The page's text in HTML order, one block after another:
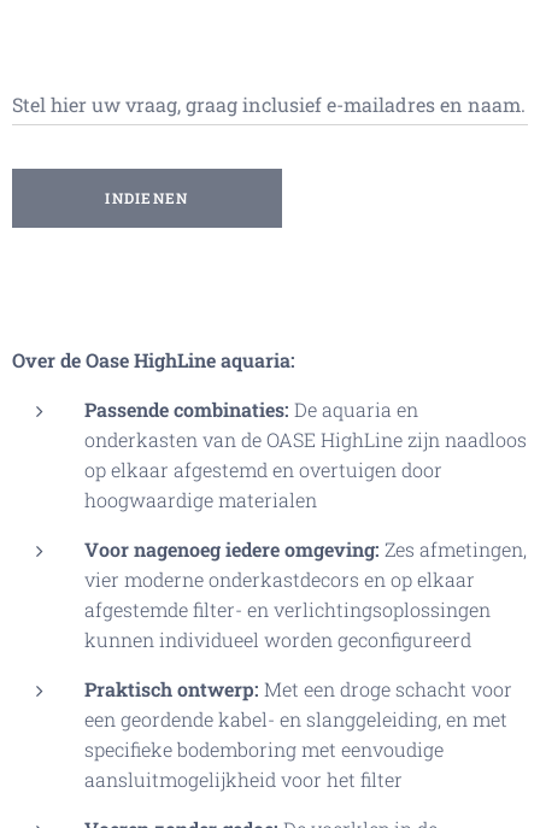
Stel hier uw vraag, graag inclusief e-mailadres en naam.
INDIENEN
Over de OaseHighLineaquaria:
Passende combinaties: De aquaria en
onderkasten van de OASE HighLine zijn naadloos
op elkaar afgestemd en overtuigen door
hoogwaardige materialen
Voor nagenoeg iedere omgeving: Zes afmetingen,
vier moderne onderkastdecors en op elkaar
afgestemde filter- en verlichtingsoplossingen
kunnen individueel worden geconfigureerd
Praktisch ontwerp: Met een droge schacht voor
een geordende kabel- en slanggeleiding, en met
specifieke bodemboring met eenvoudige
aansluitmogelijkheid voor het filter